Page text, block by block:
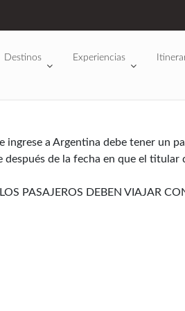
Destinos Experiencias
ingrese a Argentina debe tener un
después de la fecha en que el titular
PASAJEROS DEBEN VIAJAR